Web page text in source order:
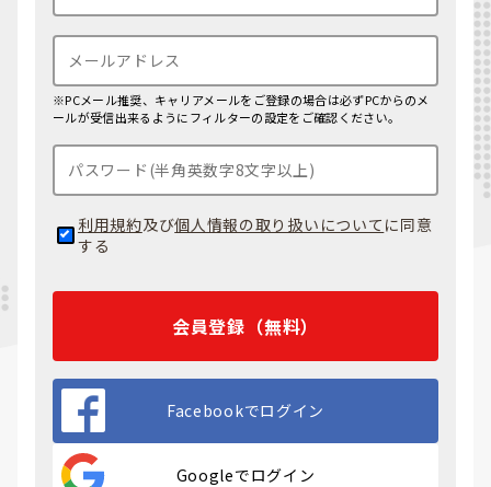
※PCメール推奨、キャリアメールをご登録の場合は必ずPCからのメ
ールが受信出来るようにフィルターの設定をご確認ください。
利用規約及び個人情報の取り扱いについて に同意
する
会員登録（無料）
Facebookでログイン
Googleでログイン